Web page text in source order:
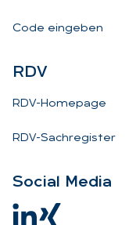
Code eingeben
RDV
RDV-Homepage
RDV-Sachregister
So­ci­al Me­dia